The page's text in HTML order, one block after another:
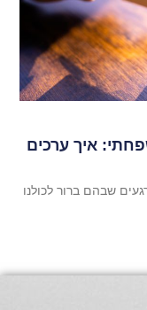
איך ערכים
שבהם ברור לכולנו